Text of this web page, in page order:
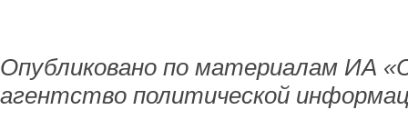
Опубликовано по материалам ИА
агентство политической